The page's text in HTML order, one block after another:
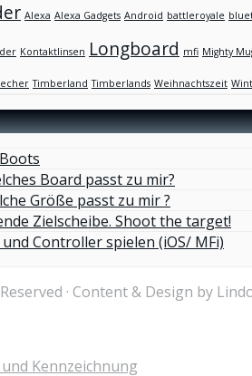
Alexa Alexa Gadgets Android battleroyale
Kontaktlinsen Longboard mfi Mighty
Timberland Timberlands Weihnachtszeit
Board passt zu mir?
Größe passt zu mir ?
Zielscheibe. Shoot the target!
Controller spielen (iOS/ MFi)
· Content & Design by
Kennzeichnung